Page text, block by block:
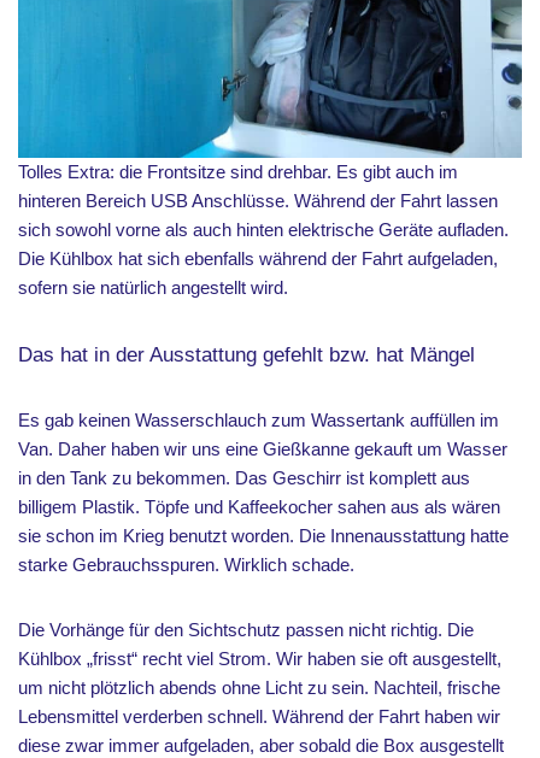
Tolles Extra: die Frontsitze sind drehbar. Es gibt auch im
hinteren Bereich USB Anschlüsse. Während der Fahrt lassen
sich sowohl vorne als auch hinten elektrische Geräte aufladen.
Die Kühlbox hat sich ebenfalls während der Fahrt aufgeladen,
sofern sie natürlich angestellt wird.
Das hat in der Ausstattung gefehlt bzw. hat Mängel
Es gab keinen Wasserschlauch zum Wassertank auffüllen im
Van. Daher haben wir uns eine Gießkanne gekauft um Wasser
in den Tank zu bekommen. Das Geschirr ist komplett aus
billigem Plastik. Töpfe und Kaffeekocher sahen aus als wären
sie schon im Krieg benutzt worden. Die Innenausstattung hatte
starke Gebrauchsspuren. Wirklich schade.
Die Vorhänge für den Sichtschutz passen nicht richtig. Die
Kühlbox „frisst“ recht viel Strom. Wir haben sie oft ausgestellt,
um nicht plötzlich abends ohne Licht zu sein. Nachteil, frische
Lebensmittel verderben schnell. Während der Fahrt haben wir
diese zwar immer aufgeladen, aber sobald die Box ausgestellt